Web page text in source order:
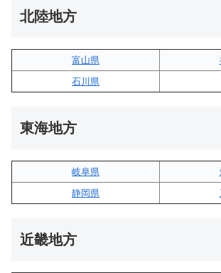
北陸地方
富山県
石川県
東海地方
岐阜県
静岡県
近畿地方